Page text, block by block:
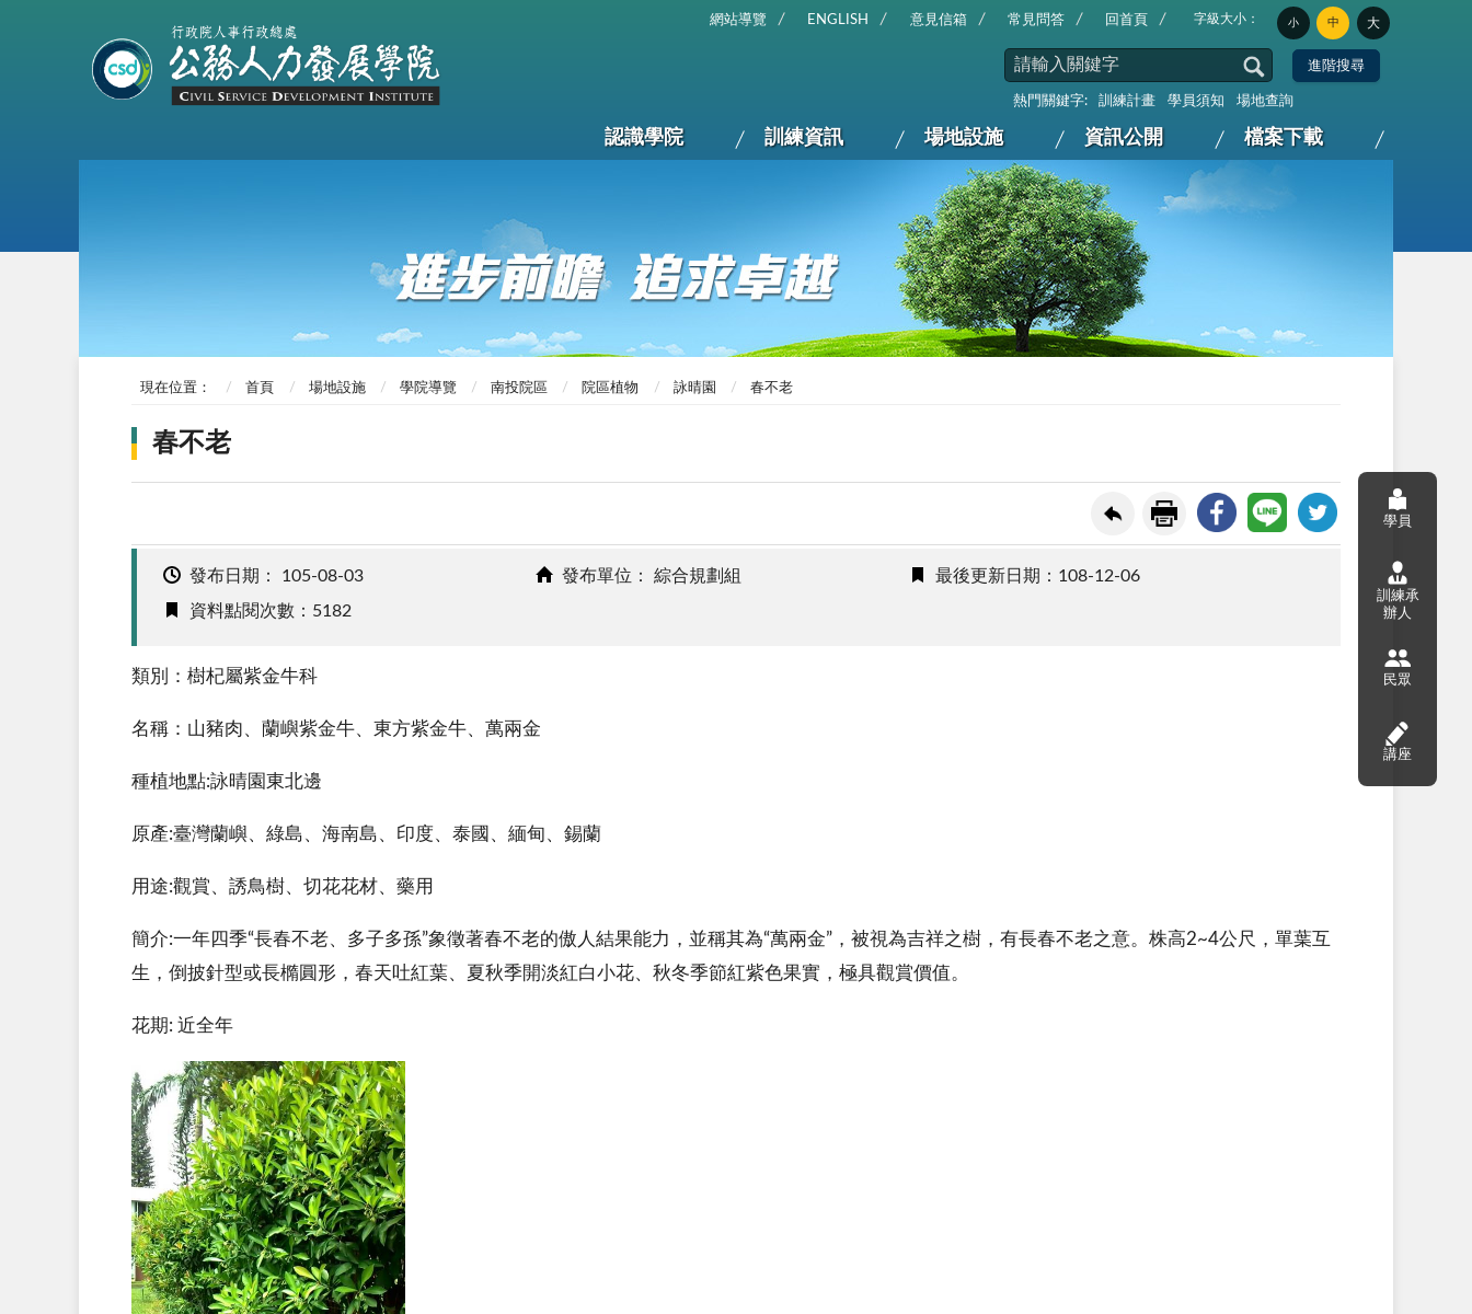
網站導覽 ENGLISH 意見信箱 常見問答 回首頁 字級大小： 小 中 大
熱門關鍵字: 訓練計畫 學員須知 場地查詢
認識學院 訓練資訊 場地設施 資訊公開 檔案下載
現在位置： 首頁 場地設施 學院導覽 南投院區 院區植物 詠晴園 春不老
春不老
發布日期： 105-08-03 發布單位： 綜合規劃組
最後更新日期：108-12-06
資料點閱次數：5182
類別：樹杞屬紫金牛科
名稱：山豬肉、蘭嶼紫金牛、東方紫金牛、萬兩金
種植地點:詠晴園東北邊
原產:臺灣蘭嶼、綠島、海南島、印度、泰國、緬甸、錫蘭
用途:觀賞、誘鳥樹、切花花材、藥用
簡介:一年四季“長春不老、多子多孫”象徵著春不老的傲人結果能力，並稱其為“萬兩金”，被視為吉祥之樹，有長春不老之意。株高2~4公尺，單葉互
生，倒披針型或長橢圓形，春天吐紅葉、夏秋季開淡紅白小花、秋冬季節紅紫色果實，極具觀賞價值。
花期: 近全年
學員
訓練承
辦人
民眾
講座